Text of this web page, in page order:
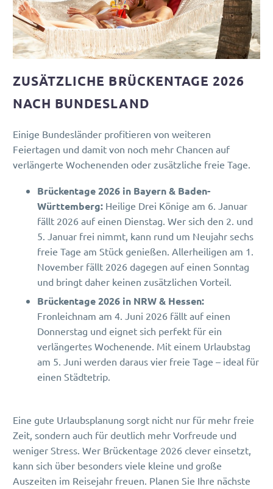
ZUSÄTZLICHE BRÜCKENTAGE 2026
NACH BUNDESLAND
Einige Bundesländer profitieren von weiteren
Feiertagen und damit von noch mehr Chancen auf
verlängerte Wochenenden oder zusätzliche freie Tage.
Brückentage 2026 in Bayern & Baden-
Württemberg: Heilige Drei Könige am 6. Januar
fällt 2026 auf einen Dienstag. Wer sich den 2. und
5. Januar frei nimmt, kann rund um Neujahr sechs
freie Tage am Stück genießen. Allerheiligen am 1.
November fällt 2026 dagegen auf einen Sonntag
und bringt daher keinen zusätzlichen Vorteil.
Brückentage 2026 in NRW & Hessen:
Fronleichnam am 4. Juni 2026 fällt auf einen
Donnerstag und eignet sich perfekt für ein
verlängertes Wochenende. Mit einem Urlaubstag
am 5. Juni werden daraus vier freie Tage – ideal für
einen Städtetrip.
Eine gute Urlaubsplanung sorgt nicht nur für mehr freie
Zeit, sondern auch für deutlich mehr Vorfreude und
weniger Stress. Wer Brückentage 2026 clever einsetzt,
kann sich über besonders viele kleine und große
Auszeiten im Reisejahr freuen. Planen Sie Ihre nächste